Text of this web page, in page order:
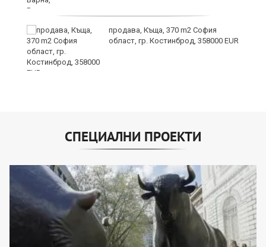
продава, Къща, 370 m2 София
област, гр. Костинброд, 358000 EUR
СПЕЦИАЛНИ ПРОЕКТИ